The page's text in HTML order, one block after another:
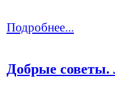
Подробнее...
Добрые советы.